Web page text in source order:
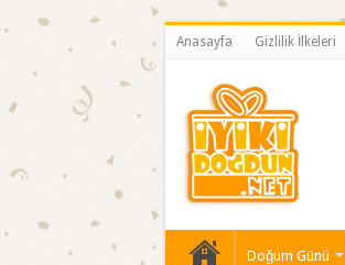
Anasayfa Gizlilik İlkeleri
Doğum Günü